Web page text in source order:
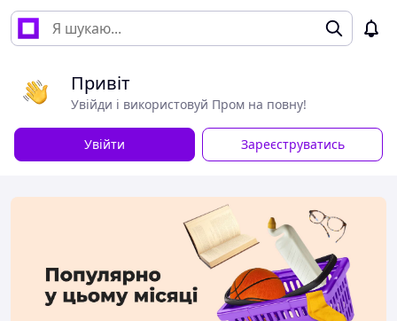
Привіт
Увійди і використовуй Пром на повну!
Увійти Зареєструватись